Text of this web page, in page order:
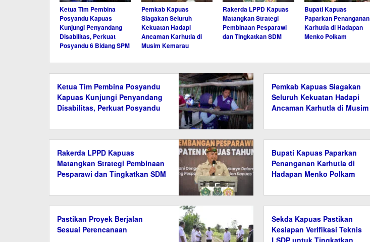
Ketua Tim Pembina
Posyandu Kapuas
Kunjungi Penyandang
Disabilitas, Perkuat
Posyandu 6 Bidang SPM
Pemkab Kapuas
Siagakan Seluruh
Kekuatan Hadapi
Ancaman Karhutla di
Musim Kemarau
Rakerda LPPD Kapuas
Matangkan Strategi
Pembinaan Pesparawi
dan Tingkatkan SDM
Bupati Kapuas
Paparkan Penanganan
Karhutla di Hadapan
Menko Polkam
Ketua Tim Pembina Posyandu
Kapuas Kunjungi Penyandang
Disabilitas, Perkuat Posyandu
Pemkab Kapuas Siagakan
Seluruh Kekuatan Hadapi
Ancaman Karhutla di Musim
Rakerda LPPD Kapuas
Matangkan Strategi Pembinaan
Pesparawi dan Tingkatkan SDM
Bupati Kapuas Paparkan
Penanganan Karhutla di
Hadapan Menko Polkam
Pastikan Proyek Berjalan
Sesuai Perencanaan
Sekda Kapuas Pastikan
Kesiapan Verifikasi Teknis